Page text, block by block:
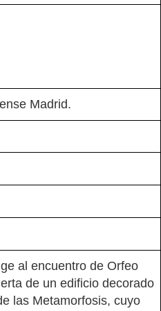
Madrid.
al encuentro de Orfeo
de un edificio decorado
las Metamorfosis, cuyo